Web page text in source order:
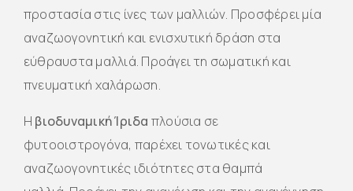
προστασία στις ίνες των μαλλιών. Προσφέρει μία
αναζωογονητική και ενισχυτική δράση στα
εύθραυστα μαλλιά. Προάγει τη σωματική και
πνευματική χαλάρωση.
Η βιοδυναμική Ίριδα πλούσια σε
φυτοοιστρογόνα, παρέχει τονωτικές και
αναζωογονητικές ιδιότητες στα θαμπά